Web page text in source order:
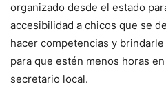
organizado desde el estado
accesibilidad a chicos que se
hacer competencias y
para que estén menos horas
secretario local.